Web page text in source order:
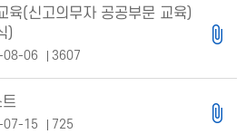
육(신고의무자 공공부문 교육)
)
08-06 3607
07-15 725